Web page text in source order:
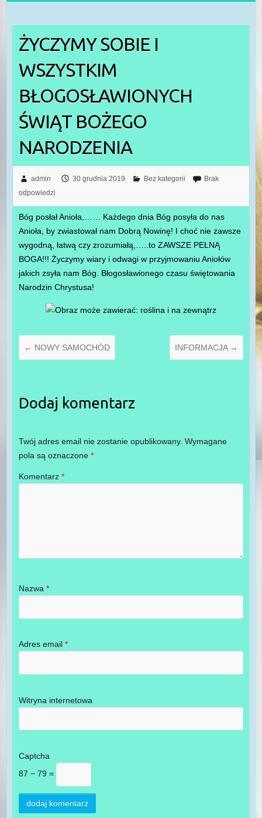
ŻYCZYMY SOBIE I
WSZYSTKIM
BŁOGOSŁAWIONYCH
ŚWIĄT BOŻEGO
NARODZENIA
admin 30 grudnia 2019 Bez kategorii
Brak
odpowiedzi
Bóg posłał Anioła,…… Każdego dnia Bóg posyła do nas
Anioła, by zwiastował nam Dobrą Nowinę! I choć nie zawsze
wygodną, łatwą czy zrozumiałą,…..to ZAWSZE PEŁNĄ
BOGA!!! Życzymy wiary i odwagi w przyjmowaniu Aniołów
jakich zsyła nam Bóg. Błogosławionego czasu świętowania
Narodzin Chrystusa!
← NOWY SAMOCHÓD INFORMACJA →
Dodaj komentarz
Twój adres email nie zostanie opublikowany. Wymagane
pola są oznaczone *
Komentarz *
Nazwa *
Adres email *
Witryna internetowa
Captcha
87 − 79 =